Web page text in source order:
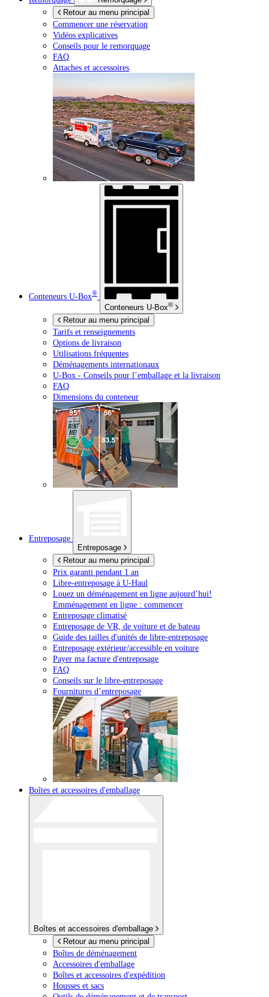
Retour au menu principal
Commencer une réservation
Vidéos explicatives
Conseils pour le remorquage
FAQ
Attaches et accessoires
Conteneurs U-Box®
Conteneurs U-Box®
Retour au menu principal
Tarifs et renseignements
Options de livraison
Utilisations fréquentes
Déménagements internationaux
U-Box - Conseils pour l’emballage et la livraison
FAQ
Dimensions du conteneur
Entreposage
Entreposage
Retour au menu principal
Prix garanti pendant 1 an
Libre-entreposage à U-Haul
Louez un déménagement en ligne aujourd’hui!
Emménagement en ligne : commencer
Entreposage climatisé
Entreposage de VR, de voiture et de bateau
Guide des tailles d'unités de libre-entreposage
Entreposage extérieur/accessible en voiture
Payer ma facture d'entreposage
FAQ
Conseils sur le libre-entreposage
Fournitures d’entreposage
Boîtes et accessoires d'emballage
Boîtes et accessoires d'emballage
Retour au menu principal
Boîtes de déménagement
Accessoires d'emballage
Boîtes et accessoires d'expédition
Housses et sacs